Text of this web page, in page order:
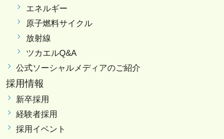
エネルギー
原子燃料サイクル
放射線
ツカエルQ&A
公式ソーシャルメディアのご紹介
採用情報
新卒採用
経験者採用
採用イベント